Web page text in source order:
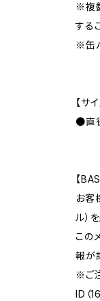
※複
する
※缶
【サイ
●直
【
お客
ル）
この
報が
※ご
ID（